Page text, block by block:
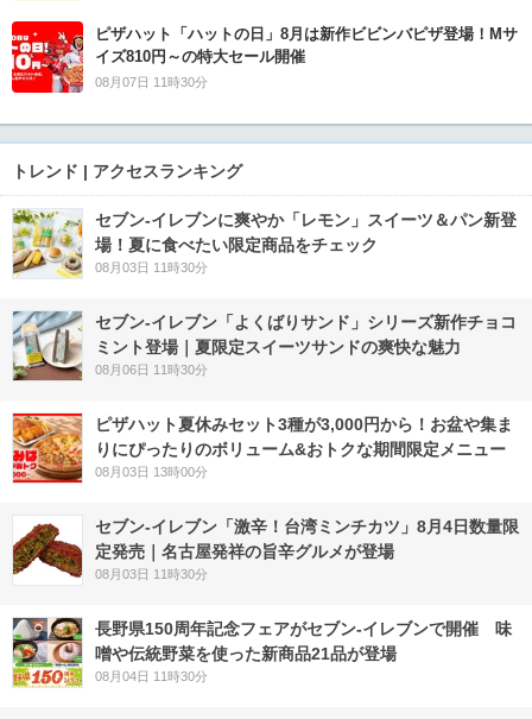
ピザハット「ハットの日」8月は新作ビビンバピザ登場！Mサ
イズ810円～の特大セール開催
08月07日 11時30分
トレンド | アクセスランキング
セブン‐イレブンに爽やか「レモン」スイーツ＆パン新登
場！夏に食べたい限定商品をチェック
08月03日 11時30分
セブン‐イレブン「よくばりサンド」シリーズ新作チョコ
ミント登場｜夏限定スイーツサンドの爽快な魅力
08月06日 11時30分
ピザハット夏休みセット3種が3,000円から！お盆や集ま
りにぴったりのボリューム&おトクな期間限定メニュー
08月03日 13時00分
セブン-イレブン「激辛！台湾ミンチカツ」8月4日数量限
定発売｜名古屋発祥の旨辛グルメが登場
08月03日 11時30分
長野県150周年記念フェアがセブン-イレブンで開催 味
噌や伝統野菜を使った新商品21品が登場
08月04日 11時30分